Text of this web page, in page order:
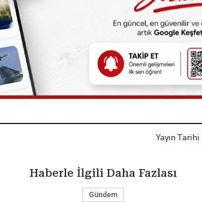
Yayın Tarihi
Haberle İlgili Daha Fazlası
Gündem